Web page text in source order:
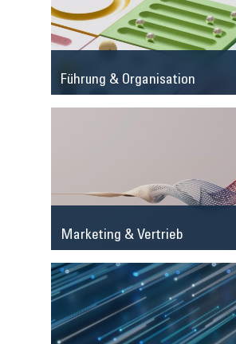
Führung & Organisation
Marketing & Vertrieb